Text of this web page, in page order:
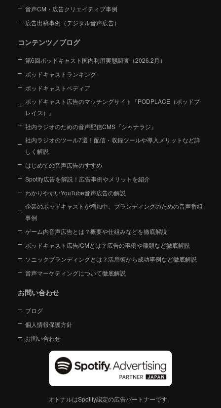
音声CM・広告クリエイティブ事例
広告出稿事例（デジタル音声広告）
コンテンツ／ブログ
第6回ポッドキャスト国内利用実態調査（2026.2月）
ポッドキャストランキング
ポッドキャストペディア
ポッドキャスト広告のマッチングサイト『PODPLACE（ポッドプ
レイス）』
社内ラジオのための音声配信CMS『シャナラジ』
社内ラジオのツール7選！配信・収録ツールや導入メリットなど詳
しく解説
はじめての音声広告のすすめ
Spotify広告を解説！広告事例やメリットを紹介
わかりやすいYouTube音声広告の解説
企業のポッドキャストが増加中。ブランディングのための音声番組
事例
ゲーム内音声広告とは？概要や仕組みなどを徹底解説
ポッドキャスト広告/CMとは？広告の事例や種類など徹底解説
ソニックブランディングとは？活用術から成功事例など徹底解説
音声マーケティングについて徹底解説
お問い合わせ
ブログ
個人情報保護方針
お問い合わせ
オトナルはSpotify認定の広告パートナーです。